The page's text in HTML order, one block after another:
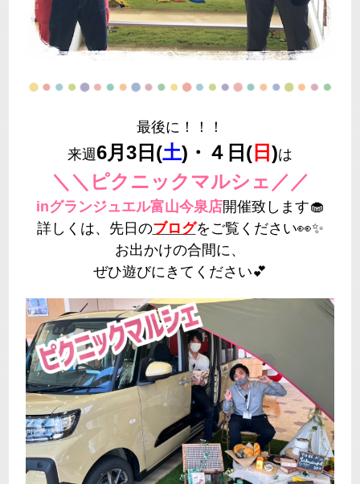
最後に！！！
来週6月3日(土)・４日( 日 )は
＼＼ピクニックマルシェ／／
inグランジュエル富山今泉店開催致します🧁
詳しくは、先日のブログをご覧ください👀✨
お出かけの合間に、
ぜひ遊びにきてください💕